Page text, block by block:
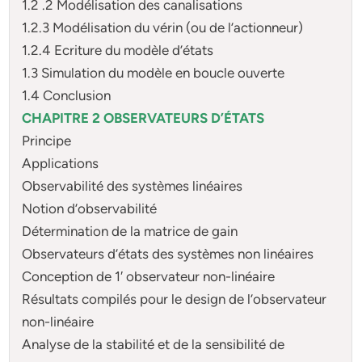
1.2 .2 Modélisation des canalisations
1.2.3 Modélisation du vérin (ou de l’actionneur)
1.2.4 Ecriture du modèle d’états
1.3 Simulation du modèle en boucle ouverte
1.4 Conclusion
CHAPITRE 2 OBSERVATEURS D’ÉTATS
Principe
Applications
Observabilité des systèmes linéaires
Notion d’observabilité
Détermination de la matrice de gain
Observateurs d’états des systèmes non linéaires
Conception de 1′ observateur non-linéaire
Résultats compilés pour le design de l’observateur
non-linéaire
Analyse de la stabilité et de la sensibilité de